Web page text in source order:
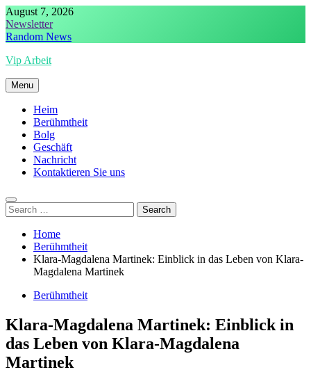
Skip
to
content
August 7, 2026
Newsletter
Random News
Vip Arbeit
Menu
Heim
Berühmtheit
Bolg
Geschäft
Nachricht
Kontaktieren Sie uns
Search
for:
Home
Berühmtheit
Klara-Magdalena Martinek: Einblick in das Leben von Klara-
Magdalena Martinek
Berühmtheit
Klara-Magdalena Martinek: Einblick in
das Leben von Klara-Magdalena
Martinek